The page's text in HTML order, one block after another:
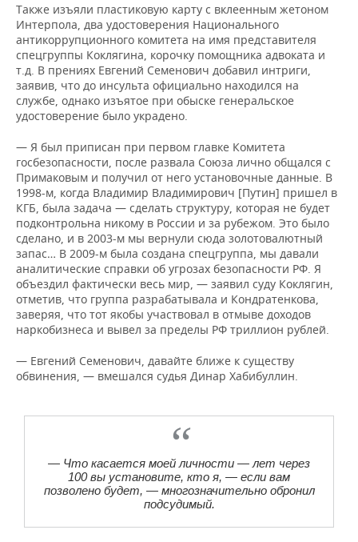
Также изъяли пластиковую карту с вклеенным жетоном
Интерпола, два удостоверения Национального
антикоррупционного комитета на имя представителя
спецгруппы Коклягина, корочку помощника адвоката и
т.д. В прениях Евгений Семенович добавил интриги,
заявив, что до инсульта официально находился на
службе, однако изъятое при обыске генеральское
удостоверение было украдено.
— Я был приписан при первом главке Комитета
госбезопасности, после развала Союза лично общался с
Примаковым и получил от него установочные данные. В
1998-м, когда Владимир Владимирович [Путин] пришел в
КГБ, была задача — сделать структуру, которая не будет
подконтрольна никому в России и за рубежом. Это было
сделано, и в 2003-м мы вернули сюда золотовалютный
запас… В 2009-м была создана спецгруппа, мы давали
аналитические справки об угрозах безопасности РФ. Я
объездил фактически весь мир, — заявил суду Коклягин,
отметив, что группа разрабатывала и Кондратенкова,
заверяя, что тот якобы участвовал в отмыве доходов
наркобизнеса и вывел за пределы РФ триллион рублей.
— Евгений Семенович, давайте ближе к существу
обвинения, — вмешался судья Динар Хабибуллин.
— Что касается моей личности — лет через
100 вы установите, кто я, — если вам
позволено будет, — многозначительно обронил
подсудимый.